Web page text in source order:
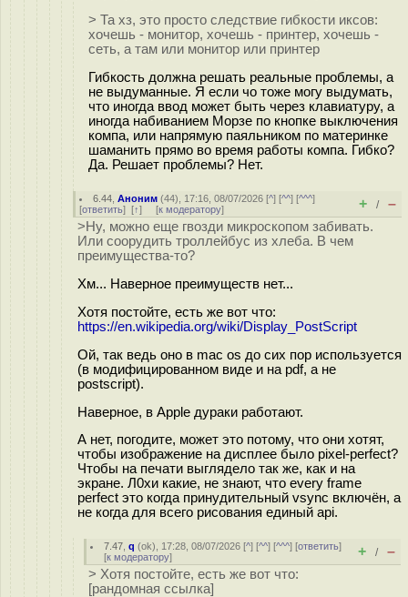
> Та хз, это просто следствие гибкости иксов:
хочешь - монитор, хочешь - принтер, хочешь -
сеть, а там или монитор или принтер
Гибкость должна решать реальные проблемы, а
не выдуманные. Я если чо тоже могу выдумать,
что иногда ввод может быть через клавиатуру, а
иногда набиванием Морзе по кнопке выключения
компа, или напрямую паяльником по материнке
шаманить прямо во время работы компа. Гибко?
Да. Решает проблемы? Нет.
6.44 ,Аноним (44), 17:16, 08/07/2026 [^] [^^] [^^^]
[ответить] [↑] [к модератору] + / –
>Ну, можно еще гвозди микроскопом забивать.
Или соорудить троллейбус из хлеба. В чем
преимущества-то?
Хм... Наверное преимуществ нет...
Хотя постойте, есть же вот что:
https://en.wikipedia.org/wiki/Display_PostScript
Ой, так ведь оно в mac os до сих пор используется
(в модифицированном виде и на pdf, а не
postscript).
Наверное, в Apple дураки работают.
А нет, погодите, может это потому, что они хотят,
чтобы изображение на дисплее было pixel-perfect?
Чтобы на печати выглядело так же, как и на
экране. Л0хи какие, не знают, что every frame
perfect это когда принудительный vsync включён, а
не когда для всего рисования единый api.
7.47 ,q (ok), 17:28, 08/07/2026 [^] [^^] [^^^] [ответить]
[к модератору] + / –
> Хотя постойте, есть же вот что:
[рандомная ссылка]